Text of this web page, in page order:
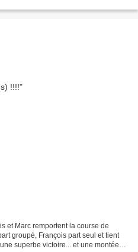
et Marc remportent la course de
groupé, François part seul et tient
superbe victoire... et une montée